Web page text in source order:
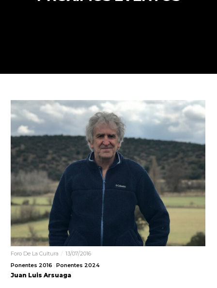
Foro De La Cultura
13/07/2016
Ponentes 2016
Ponentes 2024
Juan Luis Arsuaga